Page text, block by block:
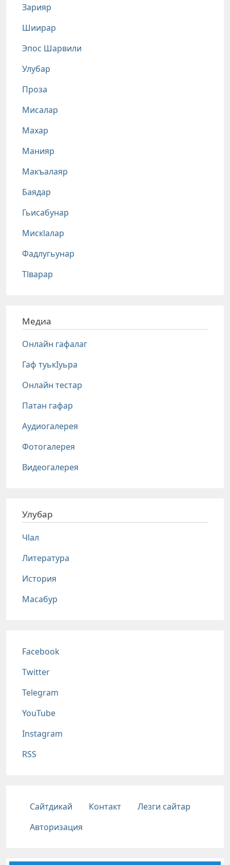
Зарияр
Шиирар
Эпос Шарвили
Улубар
Проза
Мисалар
Махар
Манияр
Макъалаяр
Баядар
Гьисабунар
Мискlалар
Фадлугьунар
Тlварар
Медиа
Онлайн гафалаг
Гаф туькIуьра
Онлайн тестар
Патан гафар
Аудиогалерея
Фотогалерея
Видеогалерея
Улубар
Чlал
Литература
История
Масабур
Соц сети
Facebook
Twitter
Telegram
YouTube
Instagram
RSS
Подвал
Сайтдикай Контакт
Лезги сайтар
Авторизация